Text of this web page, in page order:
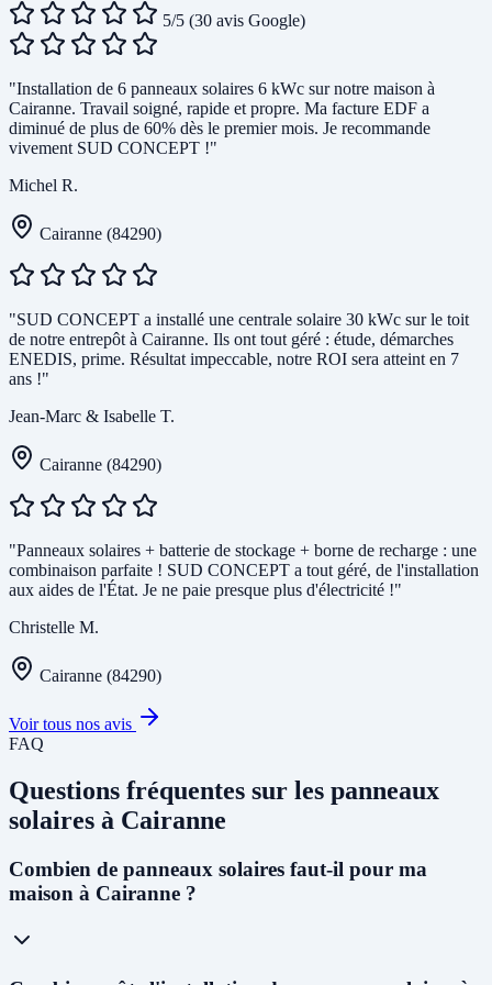
5/5 (30 avis Google)
"Installation de 6 panneaux solaires 6 kWc sur notre maison à
Cairanne. Travail soigné, rapide et propre. Ma facture EDF a
diminué de plus de 60% dès le premier mois. Je recommande
vivement SUD CONCEPT !"
Michel R.
Cairanne (84290)
"SUD CONCEPT a installé une centrale solaire 30 kWc sur le toit
de notre entrepôt à Cairanne. Ils ont tout géré : étude, démarches
ENEDIS, prime. Résultat impeccable, notre ROI sera atteint en 7
ans !"
Jean-Marc & Isabelle T.
Cairanne (84290)
"Panneaux solaires + batterie de stockage + borne de recharge : une
combinaison parfaite ! SUD CONCEPT a tout géré, de l'installation
aux aides de l'État. Je ne paie presque plus d'électricité !"
Christelle M.
Cairanne (84290)
Voir tous nos avis
FAQ
Questions fréquentes sur les panneaux
solaires à Cairanne
Combien de panneaux solaires faut-il pour ma
maison à Cairanne ?